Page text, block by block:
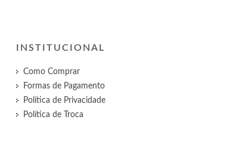
INSTITUCIONAL
Como Comprar
Formas de Pagamento
Política de Privacidade
Política de Troca